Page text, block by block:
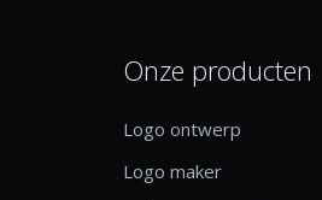
Onze producten
Logo ontwerp
Logo maker